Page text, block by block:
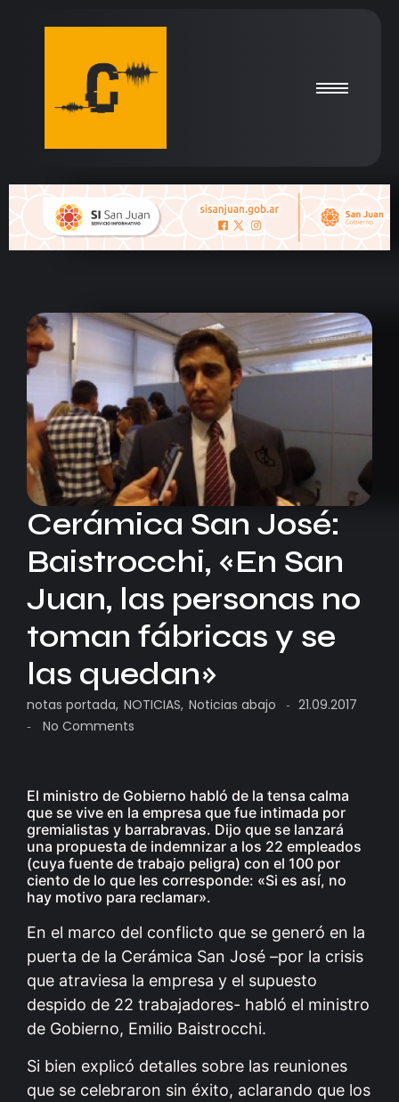
Cerámica San José:
Baistrocchi, «En San
Juan, las personas no
toman fábricas y se
las quedan»
notas portada, NOTICIAS, Noticias abajo - 21.09.2017
- No Comments
El ministro de Gobierno habló de la tensa calma
que se vive en la empresa que fue intimada por
gremialistas y barrabravas. Dijo que se lanzará
una propuesta de indemnizar a los 22 empleados
(cuya fuente de trabajo peligra) con el 100 por
ciento de lo que les corresponde: «Si es así, no
hay motivo para reclamar».
En el marco del conflicto que se generó en la
puerta de la Cerámica San José –por la crisis
que atraviesa la empresa y el supuesto
despido de 22 trabajadores- habló el ministro
de Gobierno, Emilio Baistrocchi.
Si bien explicó detalles sobre las reuniones
que se celebraron sin éxito, aclarando que los